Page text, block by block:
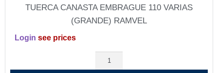
TUERCA CANASTA EMBRAGUE 110 VARIAS
(GRANDE) RAMVEL
Login see prices